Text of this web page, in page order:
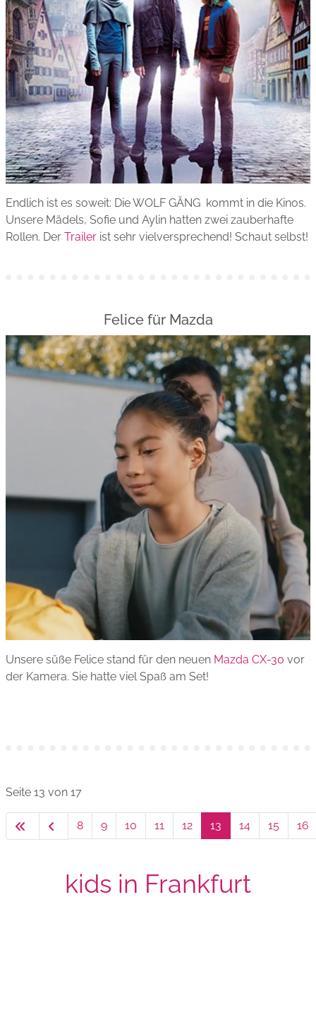
Endlich ist es soweit: Die WOLF GÄNG kommt in die Kinos.
Unsere Mädels, Sofie und Aylin hatten zwei zauberhafte
Rollen. Der Trailer ist sehr vielversprechend! Schaut selbst!
Felice für Mazda
Unsere süße Felice stand für den neuen Mazda CX-30 vor
der Kamera. Sie hatte viel Spaß am Set!
Seite 13 von 17
8 9 10 11 12 13 14 15 16
kids in Frankfurt